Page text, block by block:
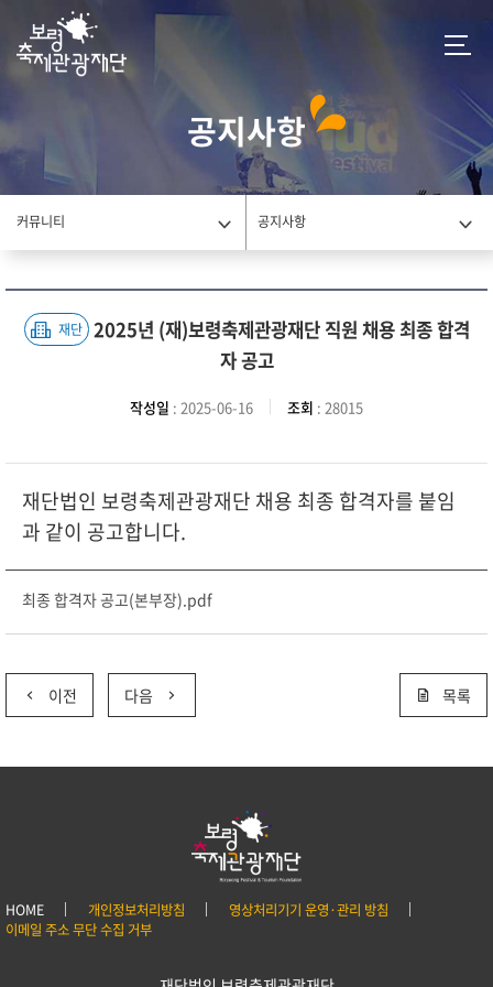
공지사항
커뮤니티 공지사항
재단 2025년 (재)보령축제관광재단 직원 채용 최종 합격
자 공고
작성일 : 2025-06-16 조회 : 28015
재단법인 보령축제관광재단 채용 최종 합격자를 붙임
과 같이 공고합니다.
최종 합격자 공고(본부장).pdf
이전 다음 목록
HOME 개인정보처리방침
영상처리기기 운영·관리 방침
이메일 주소 무단 수집 거부